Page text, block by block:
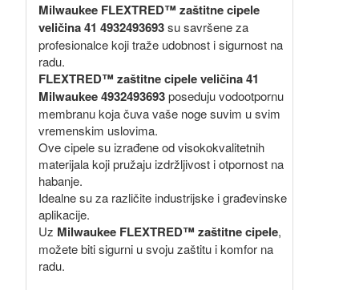
Milwaukee FLEXTRED™ zaštitne cipele
veličina 41 4932493693su savršene za
profesionalce koji traže udobnost i sigurnost na
radu.
FLEXTRED™ zaštitne cipele veličina 41
Milwaukee 4932493693poseduju vodootpornu
membranu koja čuva vaše noge suvim u svim
vremenskim uslovima.
Ove cipele su izrađene od visokokvalitetnih
materijala koji pružaju izdržljivost i otpornost na
habanje.
Idealne su za različite industrijske i građevinske
aplikacije.
Uz Milwaukee FLEXTRED™ zaštitne cipele,
možete biti sigurni u svoju zaštitu i komfor na
radu.